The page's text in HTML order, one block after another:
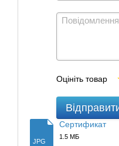
Оцініть товар
JPG
Сертификат
1.5 МБ